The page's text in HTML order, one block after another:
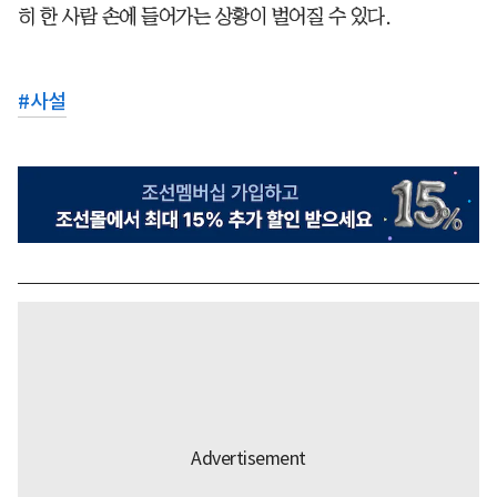
히 한 사람 손에 들어가는 상황이 벌어질 수 있다.
#사설